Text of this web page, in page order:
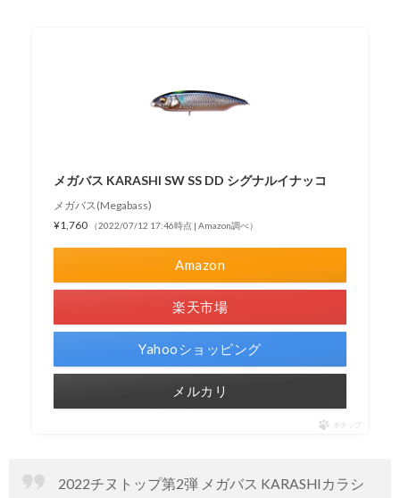
メガバス KARASHI SW SS DD シグナルイナッコ
メガバス(Megabass)
¥1,760
（2022/07/12 17:46時点 | Amazon調べ）
Amazon
楽天市場
Yahooショッピング
メルカリ
ポチップ
2022チヌトップ第2弾 メガバス KARASHIカラシ